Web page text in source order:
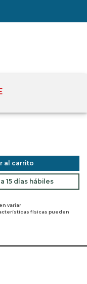
al carrito
15 días hábiles
variar
físicas pueden